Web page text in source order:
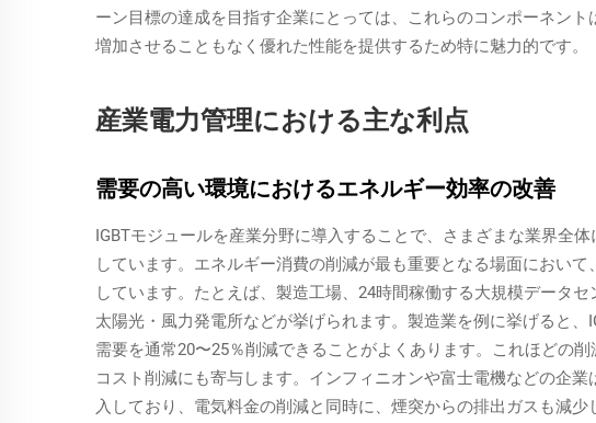
ーン目標の達成を目指す企業にとっては、これらのコンポーネン
増加させることもなく優れた性能を提供するため特に魅力的です。
産業電力管理における主な利点
需要の高い環境におけるエネルギー効率の改善
IGBTモジュールを産業分野に導入することで、さまざまな業界全
しています。エネルギー消費の削減が最も重要となる場面におい
しています。たとえば、製造工場、24時間稼働する大規模データ
太陽光・風力発電所などが挙げられます。製造業を例に挙げると
需要を通常20〜25％削減できることがよくあります。これほどの
コスト削減にも寄与します。インフィニオンや富士電機などの企
入しており、電気料金の削減と同時に、煙突からの排出ガスも減